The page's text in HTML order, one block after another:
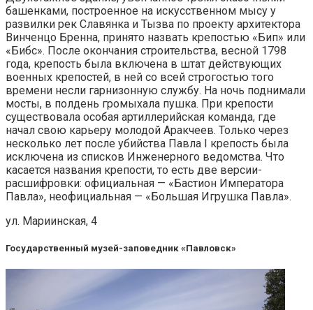
башенками, построенное на искусственном мысу у
развилки рек Славянка и Тызва по проекту архитектора
Винченцо Бренна, принято назвать крепостью «Бип» или
«Бибс». После окончания строительства, весной 1798
года, крепость была включена в штат действующих
военных крепостей, в ней со всей строгостью того
времени несли гарнизонную службу. На ночь поднимали
мосты, в полдень громыхала пушка. При крепости
существовала особая артиллерийская команда, где
начал свою карьеру молодой Аракчеев. Только через
несколько лет после убийства Павла I крепость была
исключена из списков Инженерного ведомства. Что
касается названия крепости, то есть две версии-
расшифровки: официальная — «Бастион Императора
Павла», неофициальная — «Большая Игрушка Павла».
ул. Мариинская, 4
Государственный музей-заповедник «Павловск»